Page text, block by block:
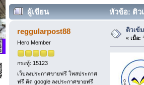
ผู้เขียน หัวข้อ: ติว
reggularpost88
Hero Member
กระทู้: 15123
เว็บลงประกาศขายฟรี โพสประกาศ
ฟรี ติด google ลงประกาศขายฟรี
ติวเข้
« เมื่อ: